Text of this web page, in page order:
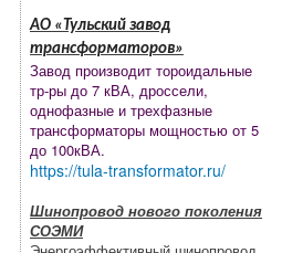
АО «Тульский завод
трансформаторов»
Завод производит тороидальные
тр-ры до 7 кВА, дроссели,
однофазные и трехфазные
трансформаторы мощностью от 5
до 100кВА.
https://tula-transformator.ru/
Шинопровод нового поколения
СОЭМИ